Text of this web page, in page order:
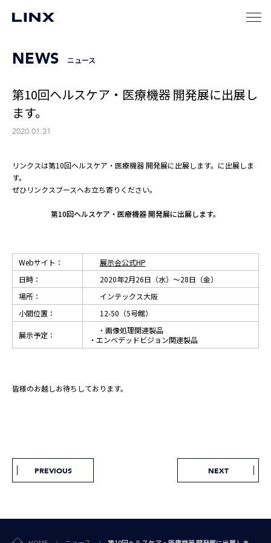
NEWS ニュース
第10回ヘルスケア・医療機器 開発展に出展し
ます。
2020.01.31
リンクスは第10回ヘルスケア・医療機器 開発展に出展します。に出展しま
す。
ぜひリンクスブースへお立ち寄りください。
第10回ヘルスケア・医療機器 開発展に出展します。
Webサイト：
展示会公式HP
日時：
2020年2月26日（水）～28日（金）
場所：
インテックス大阪
小間位置：
12-50（5号館）
展示予定：
・画像処理関連製品
・エンベデッドビジョン関連製品
皆様のお越しお待ちしております。
PREVIOUS NEXT